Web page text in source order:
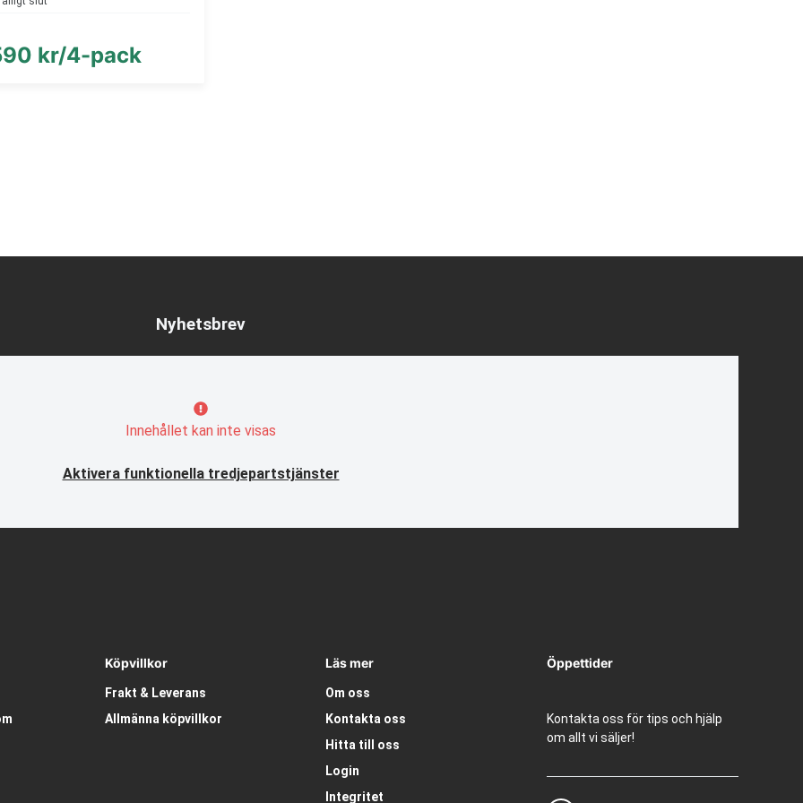
kr/4-pack
Nyhetsbrev
Innehållet kan inte visas
Aktivera funktionella tredjepartstjänster
Köpvillkor
Frakt & Leverans
Allmänna köpvillkor
Läs mer
Om oss
Kontakta oss
Hitta till oss
Login
Integritet
Öppettider
Kontakta oss för tips och hjälp
om allt vi säljer!